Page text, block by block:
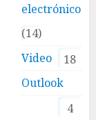
electrónico
14
Video
18
Outlook
4